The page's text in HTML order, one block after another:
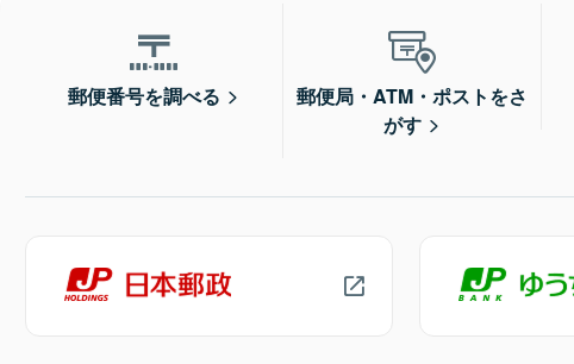
郵便番号を調べる
郵便局・ATM・ポストをさ
がす